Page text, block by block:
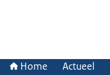
Home Actueel